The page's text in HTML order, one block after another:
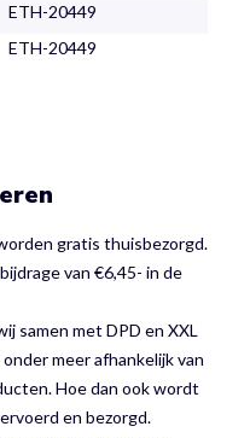
ETH-20449
ETH-20449
gratis thuisbezorgd.
van €6,45- in de
samen met DPD en XXL
meer afhankelijk van
Hoe dan ook wordt
en bezorgd.